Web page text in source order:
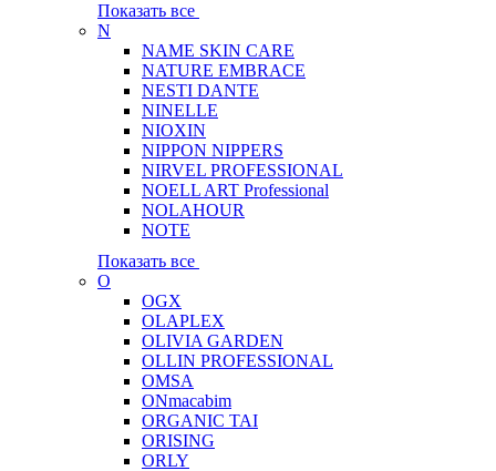
Показать все
N
NAME SKIN CARE
NATURE EMBRACE
NESTI DANTE
NINELLE
NIOXIN
NIPPON NIPPERS
NIRVEL PROFESSIONAL
NOELL ART Professional
NOLAHOUR
NOTE
Показать все
O
OGX
OLAPLEX
OLIVIA GARDEN
OLLIN PROFESSIONAL
OMSA
ONmacabim
ORGANIC TAI
ORISING
ORLY